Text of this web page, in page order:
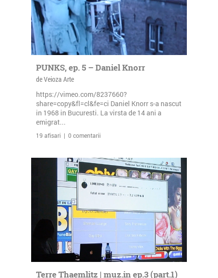
PUNKS, ep. 5 – Daniel Knorr
de Veioza Arte
https://vimeo.com/8237660?
share=copy&fl=cl&fe=ci Daniel Knorr s-a nascut
in 1968 in Bucuresti. La virsta de 14 ani a
emigrat...
19 afisari | 0 comentarii
Terre Thaemlitz | muz.in ep.3 (part.1)